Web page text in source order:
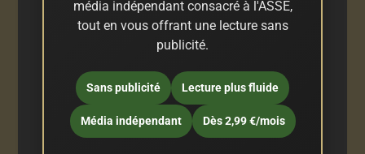
média indépendant consacré à l'ASSE,
tout en vous offrant une lecture sans
publicité.
Sans publicité Lecture plus fluide
Média indépendant Dès 2,99 €/mois